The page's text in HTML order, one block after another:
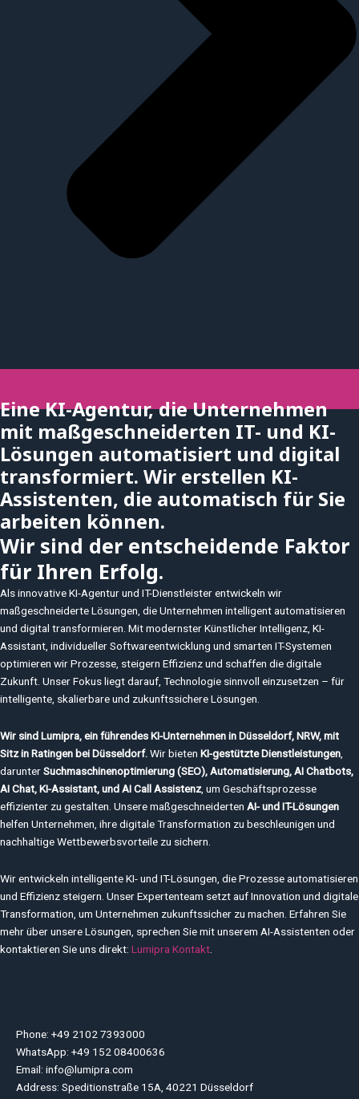
Eine KI-Agentur, die Unternehmen
mit maßgeschneiderten IT- und KI-
Lösungen automatisiert und digital
transformiert. Wir erstellen KI-
Assistenten, die automatisch für Sie
arbeiten können.
Wir sind der entscheidende Faktor
für Ihren Erfolg.
Als innovative KI-Agentur und IT-Dienstleister entwickeln wir
maßgeschneiderte Lösungen, die Unternehmen intelligent automatisieren
und digital transformieren. Mit modernster Künstlicher Intelligenz, KI-
Assistant, individueller Softwareentwicklung und smarten IT-Systemen
optimieren wir Prozesse, steigern Effizienz und schaffen die digitale
Zukunft. Unser Fokus liegt darauf, Technologie sinnvoll einzusetzen – für
intelligente, skalierbare und zukunftssichere Lösungen.
Wir sind Lumipra, ein führendes KI-Unternehmen in Düsseldorf, NRW, mit
Sitz in Ratingen bei Düsseldorf.Wir bieten KI-gestützte Dienstleistungen,
darunterSuchmaschinenoptimierung (SEO), Automatisierung, AI Chatbots,
AI Chat, KI-Assistant, und AI Call Assistenz, um Geschäftsprozesse
effizienter zu gestalten. Unsere maßgeschneiderten AI- und IT-Lösungen
helfen Unternehmen, ihre digitale Transformation zu beschleunigen und
nachhaltige Wettbewerbsvorteile zu sichern.
Wir entwickeln intelligente KI- und IT-Lösungen, die Prozesse automatisieren
und Effizienz steigern. Unser Expertenteam setzt auf Innovation und digitale
Transformation, um Unternehmen zukunftssicher zu machen. Erfahren Sie
mehr über unsere Lösungen, sprechen Sie mit unserem AI-Assistenten oder
kontaktieren Sie uns direkt: Lumipra Kontakt.
Phone: +49 2102 7393000
WhatsApp: +49 152 08400636
Email: info@lumipra.com
Address: Speditionstraße 15A, 40221 Düsseldorf